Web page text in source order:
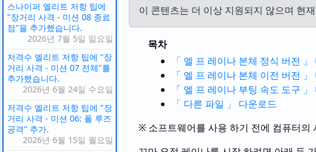
이 콘텐츠는 더 이상 지원되지 않으며 현
목차
「 엘 프 레이나 본체 정식 버전
「 엘 프 레이나 본체 이전 버전
「 엘 프 레이나 부팅 속도 도구
「 다른 파일 」 다운로드
※ 소프트웨어를 사용 하기 전에 컴퓨터의
스나이퍼 엘리트 저항 팁에
"장거리 사격 - 미션 08 종료
점"을 추가했습니다.
2026년 7월 5일 일요일
저격수 엘리트 저항 팁에 "장
거리 사격 - 미션 07 전체"를
추가했습니다.
2026년 6월 24일 수요일
저격수 엘리트 저항 팁에 "장
거리 사격 - 미션 06: 폴 루즈
공격" 추가.
2026년 6월 15일 월요일